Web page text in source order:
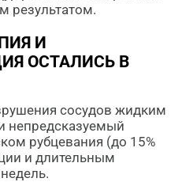
результатом.
И
ОСТАЛИСЬ В
сосудов жидким
непредсказуемый
рубцевания (до 15%
и длительным